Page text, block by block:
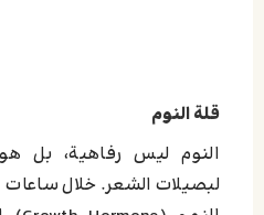
قلة النوم
النوم ليس رفاهية، بل
لبصيلات الشعر. خلال ساعات